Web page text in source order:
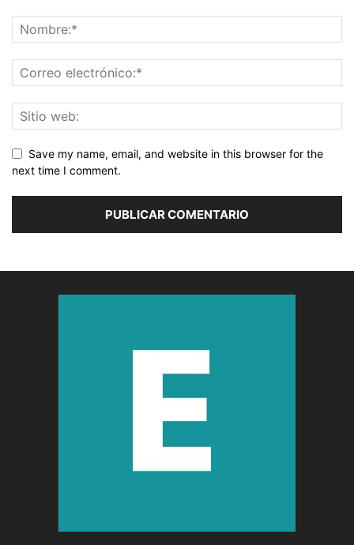
Save my name, email, and website in this browser for the
next time I comment.